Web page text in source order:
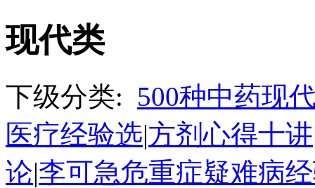
现代类
下级分类: 500种中药现
医疗经验选|方剂心得十讲
论|李可急危重症疑难病